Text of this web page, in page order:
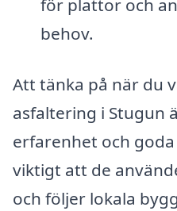
för plattor och
behov.
Att tänka på när du
asfaltering i Stugun
erfarenhet och
viktigt att de
och följer lokala